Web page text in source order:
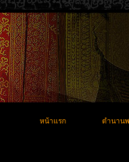
หน้าแรก ตำนาน